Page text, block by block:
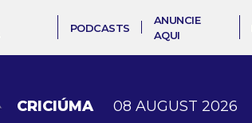
PODCASTS
ANUNCIE
AQUI
CRICIÚMA 08 AUGUST 2026